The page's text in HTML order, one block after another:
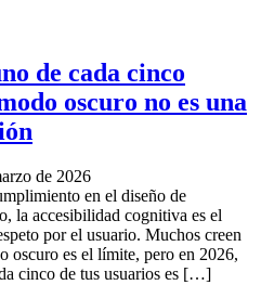
de cada cinco
oscuro no es una
de 2026
en el diseño de
la accesibilidad cognitiva es el
por el usuario. Muchos creen
oscuro es el límite, pero en 2026,
cinco de tus usuarios es […]